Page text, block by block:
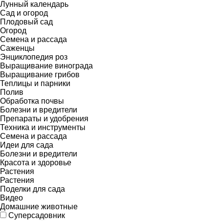
Лунный календарь
Сад и огород
Плодовый сад
Огород
Семена и рассада
Саженцы
Энциклопедия роз
Выращивание винограда
Выращивание грибов
Теплицы и парники
Полив
Обработка почвы
Болезни и вредители
Препараты и удобрения
Техника и инструменты
Семена и рассада
Идеи для сада
Болезни и вредители
Красота и здоровье
Растения
Растения
Поделки для сада
Видео
Домашние животные
Суперсадовник